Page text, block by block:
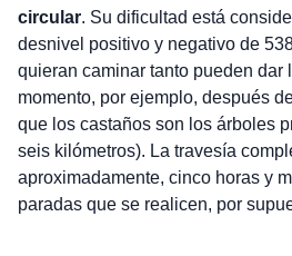
circular. Su dificultad está
desnivel positivo y negativo de
quieran caminar tanto pueden dar
momento, por ejemplo, después
que los castaños son los árboles
seis kilómetros). La travesía
aproximadamente, cinco horas y
paradas que se realicen, por